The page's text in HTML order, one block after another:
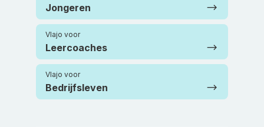
Jongeren
Vlajo voor
Leercoaches
Vlajo voor
Bedrijfsleven